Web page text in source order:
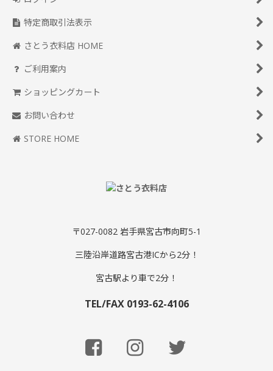
特定商取引法表示
さとう衣料店 HOME
ご利用案内
ショッピングカート
お問い合わせ
STORE HOME
〒027-0082 岩手県宮古市向町5-1
三陸沿岸道路宮古港ICから2分！
宮古駅より車で2分！
TEL/FAX 0193-62-4106